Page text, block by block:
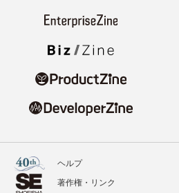
ヘルプ
著作権・リンク